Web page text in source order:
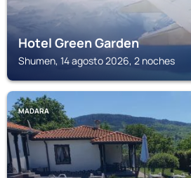
Hotel Green Garden
Shumen, 14 agosto 2026, 2 noches
MADARA